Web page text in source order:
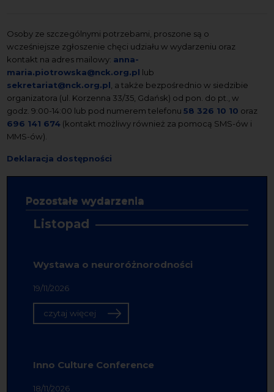
Osoby ze szczególnymi potrzebami, proszone są o
wcześniejsze zgłoszenie chęci udziału w wydarzeniu oraz
kontakt na adres mailowy: anna-
maria.piotrowska@nck.org.pl lub
sekretariat@nck.org.pl , a także bezpośrednio w siedzibie
organizatora (ul. Korzenna 33/35, Gdańsk) od pon. do pt., w
godz. 9:00-14:00 lub pod numerem telefonu58 326 10 10 oraz
696 141 674 (kontakt możliwy również za pomocą SMS-ów i
MMS-ów).
Deklaracja dostępności
Pozostałe wydarzenia
Listopad
Wystawa o neuroróżnorodności
19/11/2026
czytaj więcej
Inno Culture Conference
18/11/2026